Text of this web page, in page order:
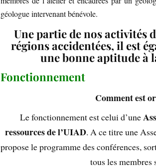
géologue intervenant bénévole.
Une partie de nos activités
régions accidentées, il est
une bonne aptitude à
Fonctionnement
Comment est
Le fonctionnement est celui d’une
ressources de l’UIAD. A ce titre une
propose le programme des conférences,
tous les membres